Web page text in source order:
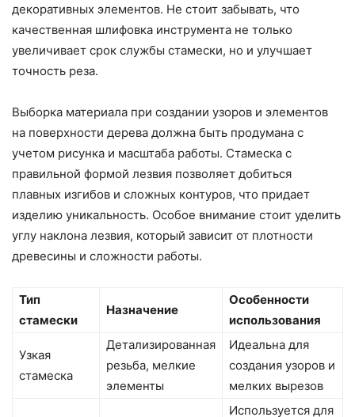
декоративных элементов. Не стоит забывать, что
качественная шлифовка инструмента не только
увеличивает срок службы стамески, но и улучшает
точность реза.
Выборка материала при создании узоров и элементов
на поверхности дерева должна быть продумана с
учетом рисунка и масштаба работы. Стамеска с
правильной формой лезвия позволяет добиться
плавных изгибов и сложных контуров, что придает
изделию уникальность. Особое внимание стоит уделить
углу наклона лезвия, который зависит от плотности
древесины и сложности работы.
Тип
стамески
Назначение
Особенности
использования
Узкая
стамеска
Детализированная
резьба, мелкие
элементы
Идеальна для
создания узоров и
мелких вырезов
Используется для